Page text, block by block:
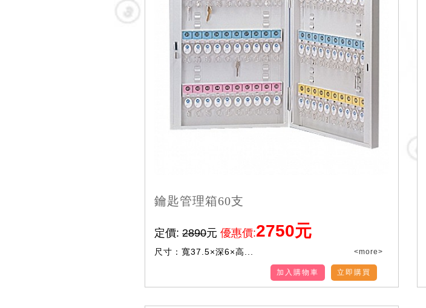
鑰匙管理箱60支
定價: 2890元 優惠價:2750元
尺寸：寬37.5×深6×高... <more>
立即購買
加入購物車